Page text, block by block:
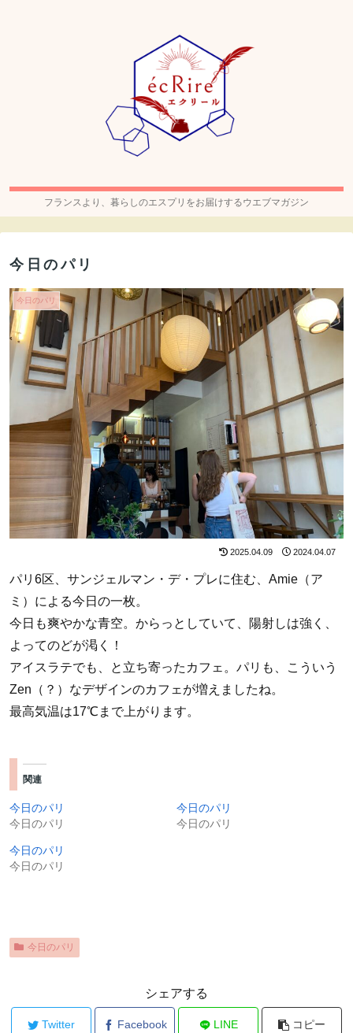
フランスより、暮らしのエスプリをお届けするウエブマガジン
今日のパリ
今日のパリ
2025.04.09 2024.04.07
パリ6区、サンジェルマン・デ・プレに住む、Amie（ア
ミ）による今日の一枚。
今日も爽やかな青空。からっとしていて、陽射しは強く、
よってのどが渇く！
アイスラテでも、と立ち寄ったカフェ。パリも、こういう
Zen（？）なデザインのカフェが増えましたね。
最高気温は17℃まで上がります。
関連
今日のパリ
今日のパリ
今日のパリ
今日のパリ
今日のパリ
今日のパリ
今日のパリ
シェアする
Twitter Facebook LINE コピー